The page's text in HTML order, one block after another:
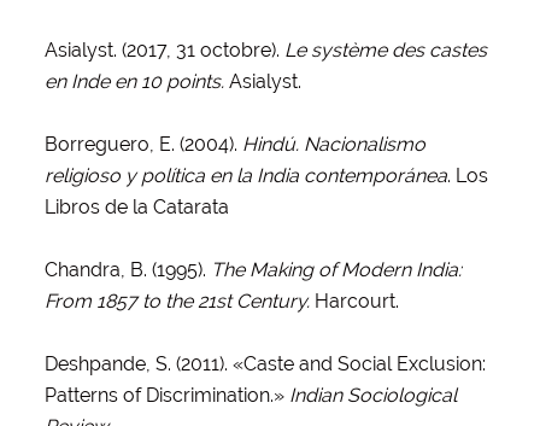
Asialyst. (2017, 31 octobre). Le système des castes
en Inde en 10 points.Asialyst.
Borreguero, E. (2004). Hindú. Nacionalismo
religioso y política en la India contemporánea. Los
Libros de la Catarata
Chandra, B. (1995). The Making of Modern India:
From 1857 to the 21st Century.Harcourt.
Deshpande, S. (2011). «Caste and Social Exclusion:
Patterns of Discrimination.» Indian Sociological